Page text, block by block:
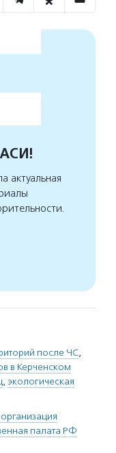
актуальная
после ЧС,
в Керченском
, экологическая
палата РФ